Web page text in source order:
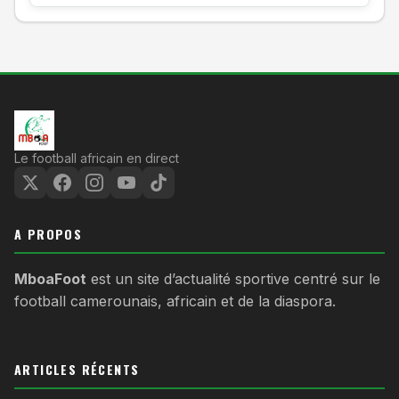
Le football africain en direct
A PROPOS
MboaFoot est un site d’actualité sportive centré sur le
football camerounais, africain et de la diaspora.
ARTICLES RÉCENTS